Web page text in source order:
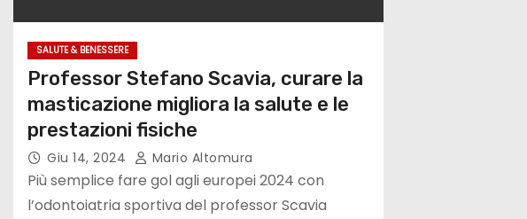
SALUTE & BENESSERE
Professor Stefano Scavia, curare la
masticazione migliora la salute e le
prestazioni fisiche
Giu 14, 2024 Mario Altomura
Più semplice fare gol agli europei 2024 con
l’odontoiatria sportiva del professor Scavia